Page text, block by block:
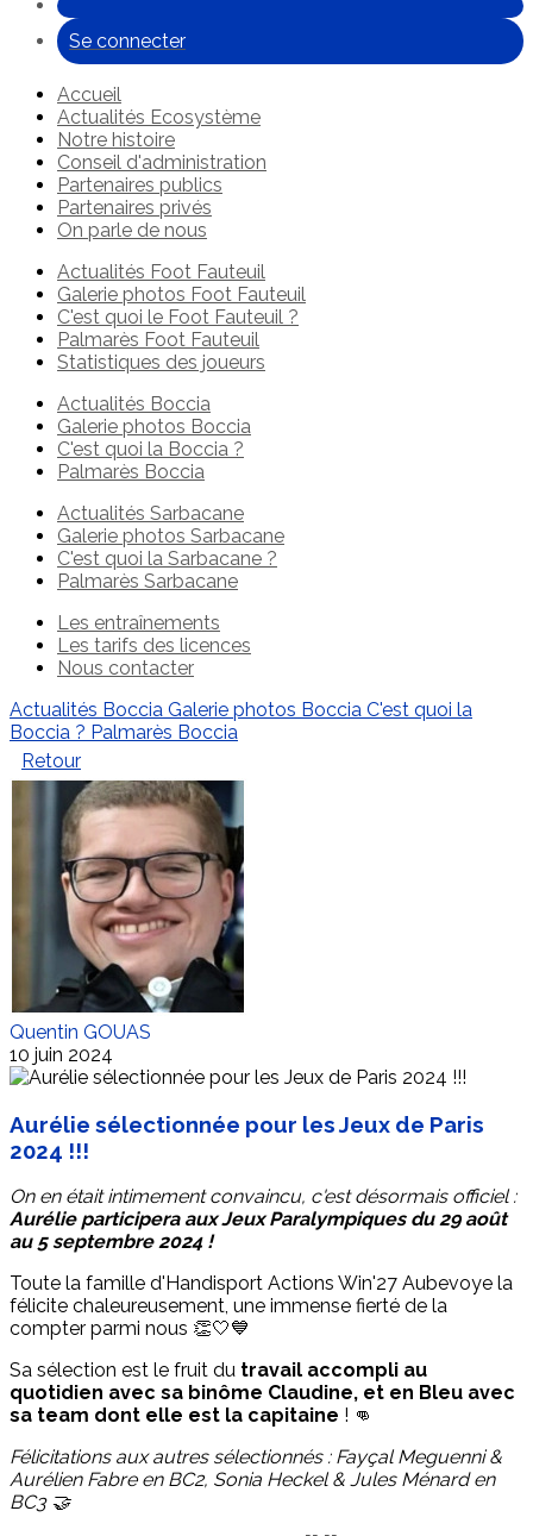
Se connecter
Accueil
Actualités Ecosystème
Notre histoire
Conseil d'administration
Partenaires publics
Partenaires privés
On parle de nous
Actualités Foot Fauteuil
Galerie photos Foot Fauteuil
C'est quoi le Foot Fauteuil ?
Palmarès Foot Fauteuil
Statistiques des joueurs
Actualités Boccia
Galerie photos Boccia
C'est quoi la Boccia ?
Palmarès Boccia
Actualités Sarbacane
Galerie photos Sarbacane
C'est quoi la Sarbacane ?
Palmarès Sarbacane
Les entraînements
Les tarifs des licences
Nous contacter
Actualités Boccia Galerie photos Boccia C'est quoi la
Boccia ? Palmarès Boccia
Retour
Quentin GOUAS
10 juin 2024
Aurélie sélectionnée pour les Jeux de Paris
2024 !!!
On en était intimement convaincu, c'est désormais officiel :
Aurélie participera aux Jeux Paralympiques du 29 août
au 5 septembre 2024 !
Toute la famille d'Handisport Actions Win'27 Aubevoye la
félicite chaleureusement, une immense fierté de la
compter parmi nous 👏🤍💙
Sa sélection est le fruit du travail accompli au
quotidien avec sa binôme Claudine, et en Bleu avec
sa team dont elle est la capitaine ! 👊
Félicitations aux autres sélectionnés : Fayçal Meguenni &
Aurélien Fabre en BC2, Sonia Heckel & Jules Ménard en
BC3 🤝